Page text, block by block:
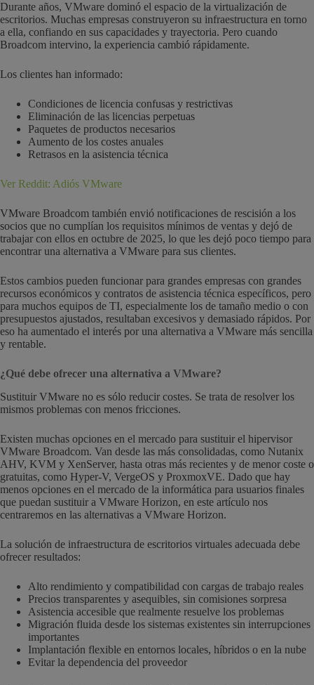
Durante años, VMware dominó el espacio de la virtualización de
escritorios. Muchas empresas construyeron su infraestructura en torno
a ella, confiando en sus capacidades y trayectoria. Pero cuando
Broadcom intervino, la experiencia cambió rápidamente.
Los clientes han informado:
Condiciones de licencia confusas y restrictivas
Eliminación de las licencias perpetuas
Paquetes de productos necesarios
Aumento de los costes anuales
Retrasos en la asistencia técnica
Ver Reddit: Adiós VMware
VMware Broadcom también envió notificaciones de rescisión a los
socios que no cumplían los requisitos mínimos de ventas y dejó de
trabajar con ellos en octubre de 2025, lo que les dejó poco tiempo para
encontrar una alternativa a VMware para sus clientes.
Estos cambios pueden funcionar para grandes empresas con grandes
recursos económicos y contratos de asistencia técnica específicos, pero
para muchos equipos de TI, especialmente los de tamaño medio o con
presupuestos ajustados, resultaban excesivos y demasiado rápidos. Por
eso ha aumentado el interés por una alternativa a VMware más sencilla
y rentable.
¿Qué debe ofrecer una alternativa a VMware?
Sustituir VMware no es sólo reducir costes. Se trata de resolver los
mismos problemas con menos fricciones.
Existen muchas opciones en el mercado para sustituir el hipervisor
VMware Broadcom. Van desde las más consolidadas, como Nutanix
AHV, KVM y XenServer, hasta otras más recientes y de menor coste o
gratuitas, como Hyper-V, VergeOS y ProxmoxVE. Dado que hay
menos opciones en el mercado de la informática para usuarios finales
que puedan sustituir a VMware Horizon, en este artículo nos
centraremos en las alternativas a VMware Horizon.
La solución de infraestructura de escritorios virtuales adecuada debe
ofrecer resultados:
Alto rendimiento y compatibilidad con cargas de trabajo reales
Precios transparentes y asequibles, sin comisiones sorpresa
Asistencia accesible que realmente resuelve los problemas
Migración fluida desde los sistemas existentes sin interrupciones
importantes
Implantación flexible en entornos locales, híbridos o en la nube
Evitar la dependencia del proveedor